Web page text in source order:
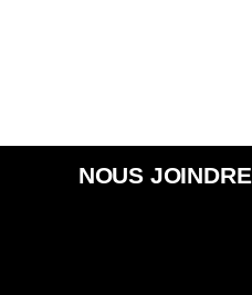
NOUS JOINDRE